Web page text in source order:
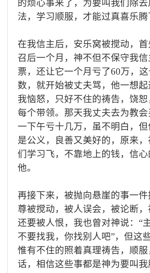
的烦心事来了，为要叫我们除
法，学习顺服，才能过真喜乐腾
在我信主后，安乐窝被搅动，首
召后一个月，神不但不保守我信
票，还让它一个月亏了60万，
数，就开始被丈夫骂，他一想
我恼怒，只好不住的祷告，饶
每个带领。那天我丈夫去为教会
一下午亏十几万，虽不明白，但
是公义，良善又美好的，原来
们学习飞，不靠地上的钱，信心
他。
再接下来，被抛向悬崖的事一件
尊被搅动， 被人误会， 被论断，
还要被人恨，我也曾对神说： “
不要找我，你找别人吧”， 但这
惟有不住的照着真理祷告，顺服
话，相信这些事都是神为要叫